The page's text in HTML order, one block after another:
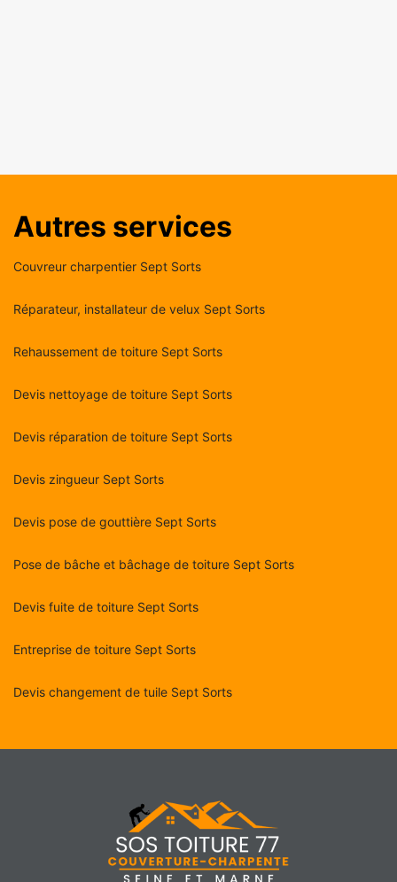
Autres services
Couvreur charpentier Sept Sorts
Réparateur, installateur de velux Sept Sorts
Rehaussement de toiture Sept Sorts
Devis nettoyage de toiture Sept Sorts
Devis réparation de toiture Sept Sorts
Devis zingueur Sept Sorts
Devis pose de gouttière Sept Sorts
Pose de bâche et bâchage de toiture Sept Sorts
Devis fuite de toiture Sept Sorts
Entreprise de toiture Sept Sorts
Devis changement de tuile Sept Sorts